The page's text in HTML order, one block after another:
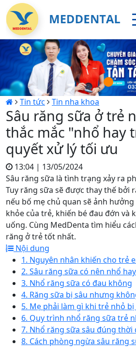
Loading...
Tin tức Tin nha khoa
Sâu răng sữa ở trẻ
thắc mắc "nhổ hay
quyết xử lý tối ưu
13:04 | 13/05/2024
Sâu răng sữa là tình trạng xảy ra
Tuy răng sữa sẽ được thay thế bởi
nếu bố mẹ chủ quan sẽ ảnh
khỏe của trẻ, khiến bé đau đớn và
uống. Cùng MedDenta tìm hiểu
răng ở trẻ tốt nhất.
Nội dung
1. Nguyên nhân khiến cho trẻ
2. Sâu răng sữa có nên nhổ
3. Nhổ răng sữa có đau không
4. Răng sữa bị sâu nhưng
5. Mẹ phải làm gì khi trẻ nhỏ
6. Quy trình nhổ răng sữa trẻ
7. Nhổ răng sữa sâu đúng thời
8. Cách phòng ngừa sâu răng